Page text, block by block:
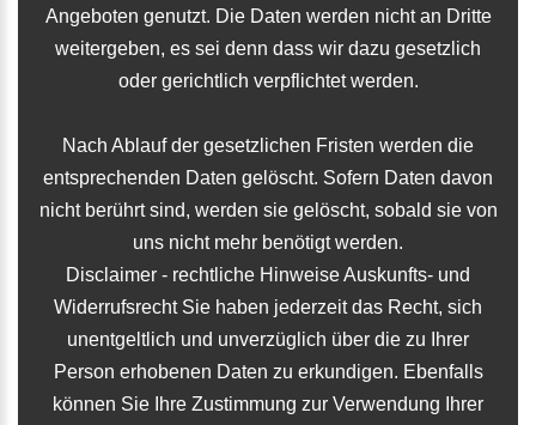
Angeboten genutzt. Die Daten werden nicht an Dritte
weitergeben, es sei denn dass wir dazu gesetzlich
oder gerichtlich verpflichtet werden.
Nach Ablauf der gesetzlichen Fristen werden die
entsprechenden Daten gelöscht. Sofern Daten davon
nicht berührt sind, werden sie gelöscht, sobald sie von
uns nicht mehr benötigt werden.
Disclaimer - rechtliche Hinweise Auskunfts- und
Widerrufsrecht Sie haben jederzeit das Recht, sich
unentgeltlich und unverzüglich über die zu Ihrer
Person erhobenen Daten zu erkundigen. Ebenfalls
können Sie Ihre Zustimmung zur Verwendung Ihrer